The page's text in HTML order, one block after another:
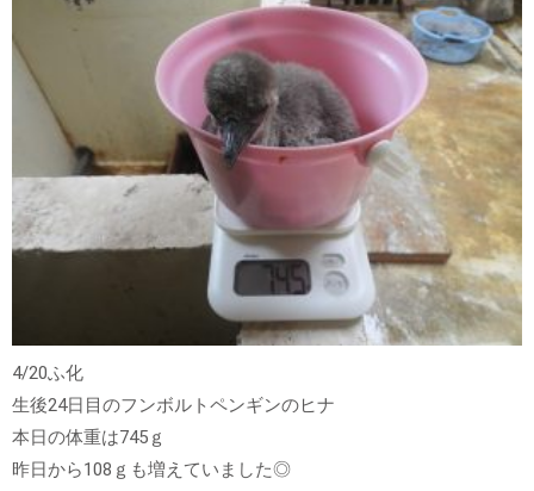
4/20ふ化
生後24日目のフンボルトペンギンのヒナ
本日の体重は745ｇ
昨日から108ｇも増えていました◎